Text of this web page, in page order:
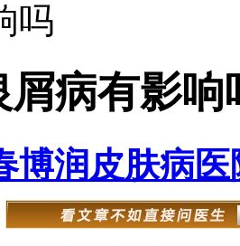
吗
病有影响
博润皮肤病医